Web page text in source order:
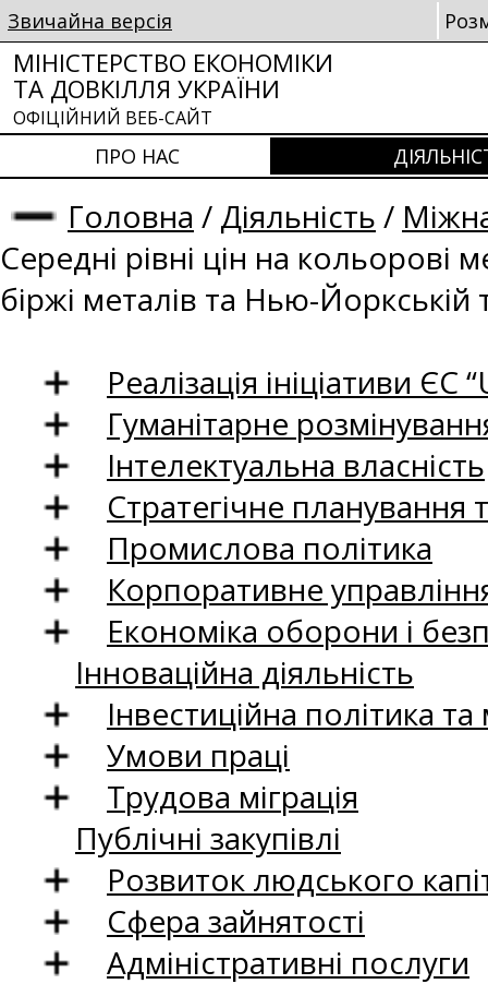
Звичайна версія
МІНІСТЕРСТВО ЕКОНОМІКИ
ТА ДОВКІЛЛЯ УКРАЇНИ
ОФІЦІЙНИЙ ВЕБ-САЙТ
ПРО НАС
Головна / Діяльність /
Середні рівні цін на кольорові
біржі металів та Нью-Йоркській
Реалізація ініціативи ЄС
Гуманітарне
Інтелектуальна власність
Стратегічне
Промислова політика
Корпоративне
Економіка оборони і
Інноваційна діяльність
Інвестиційна політика
Умови праці
Трудова міграція
Публічні закупівлі
Розвиток людського
Сфера зайнятості
Адміністративні послуги